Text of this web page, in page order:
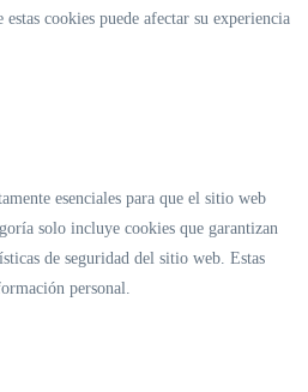
cookies puede afectar su experiencia
esenciales para que el sitio web
solo incluye cookies que garantizan
de seguridad del sitio web. Estas
personal.